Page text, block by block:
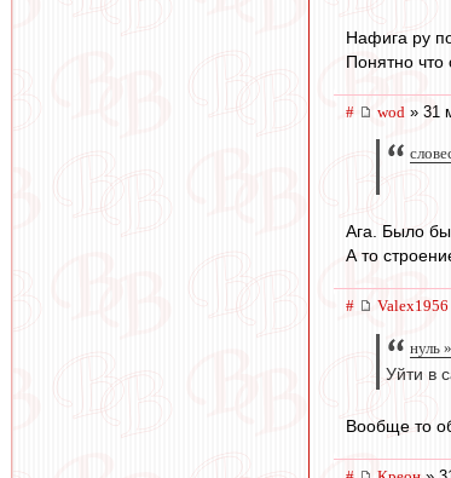
Нафига ру
Понятно что
# wod » 31
Ага. Было бы
А то
# Valex1956
нуль
Уйти в
Вообще то